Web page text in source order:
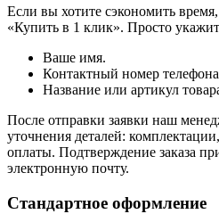
Если вы хотите сэкономить
«Купить в 1 клик». Просто
Ваше имя.
Контактный номер
Название или артикул
После отправки заявки наш
уточнения деталей:
оплаты. Подтверждение заказа
электронную почту.
Стандартное оформление